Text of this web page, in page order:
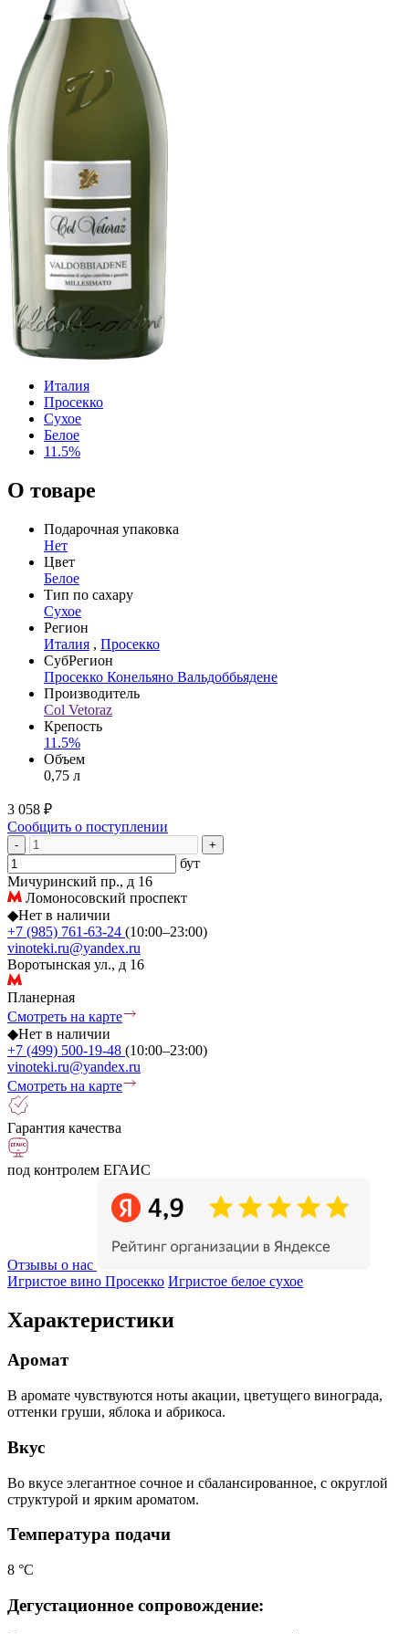
Италия
Просекко
Сухое
Белое
11.5%
О товаре
Подарочная упаковка
Нет
Цвет
Белое
Тип по сахару
Сухое
Регион
Италия , Просекко
СубРегион
Просекко Конельяно Вальдоббьядене
Производитель
Col Vetoraz
Крепость
11.5%
Объем
0,75 л
3 058 ₽
Сообщить о поступлении
- +
бут
Мичуринский пр., д 16
Ломоносовский проспект
◆Нет в наличии
+7 (985) 761-63-24 (10:00–23:00)
vinoteki.ru@yandex.ru
Воротынская ул., д 16
Планерная
Смотреть на карте
◆Нет в наличии
+7 (499) 500-19-48 (10:00–23:00)
vinoteki.ru@yandex.ru
Смотреть на карте
Гарантия качества
под контролем ЕГАИС
Отзывы о нас
Игристое вино Просекко Игристое белое сухое
Характеристики
Аромат
В аромате чувствуются ноты акации, цветущего винограда,
оттенки груши, яблока и абрикоса.
Вкус
Во вкусе элегантное сочное и сбалансированное, с округлой
структурой и ярким ароматом.
Температура подачи
8 °С
Дегустационное сопровождение: